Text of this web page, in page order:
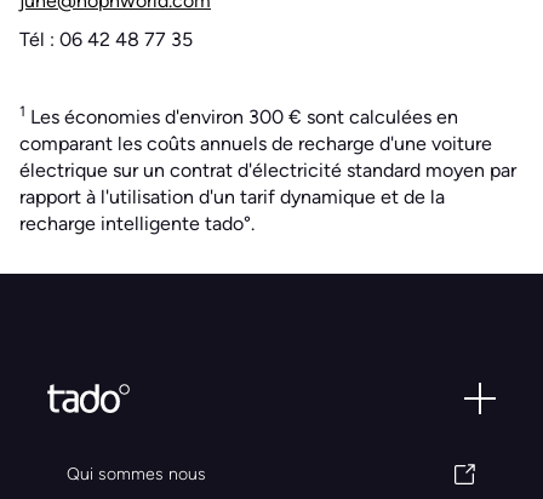
Tél : 06 42 48 77 35
1 Les économies d'environ 300 € sont calculées en
comparant les coûts annuels de recharge d'une voiture
électrique sur un contrat d'électricité standard moyen par
rapport à l'utilisation d'un tarif dynamique et de la
recharge intelligente tado°.
Qui sommes nous